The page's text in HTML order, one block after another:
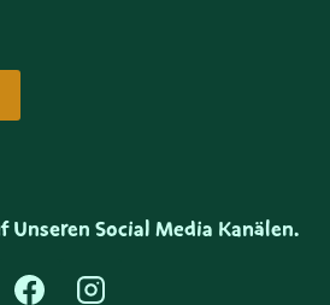
Unseren Social Media Kanälen.